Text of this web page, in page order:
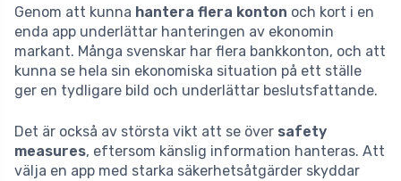
Genom att kunna hantera flera konton och kort i en
enda app underlättar hanteringen av ekonomin
markant. Många svenskar har flera bankkonton, och att
kunna se hela sin ekonomiska situation på ett ställe
ger en tydligare bild och underlättar beslutsfattande.
Det är också av största vikt att se över safety
measures, eftersom känslig information hanteras. Att
välja en app med starka säkerhetsåtgärder skyddar